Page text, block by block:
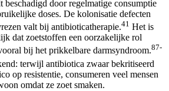
beschadigd door regelmatige consumptie
doses. De kolonisatie defecten
valt bij antibioticatherapie.41 Het is
dat zoetstoffen een oorzakelijke rol
bij het prikkelbare darmsyndroom.87-
terwijl antibiotica zwaar bekritiseerd
op resistentie, consumeren veel mensen
omdat ze zoet smaken.